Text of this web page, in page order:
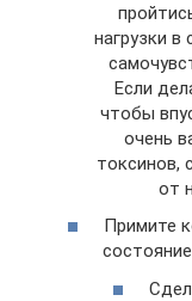
нагрузки в
Если
чтобы
очень
токсинов,
от
Примите